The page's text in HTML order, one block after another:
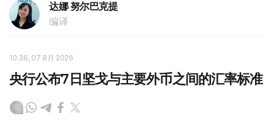
达娜 努尔巴克提
编译
10:36, 07 8月 2026
央行公布7日坚戈与主要外币之间的汇率标准